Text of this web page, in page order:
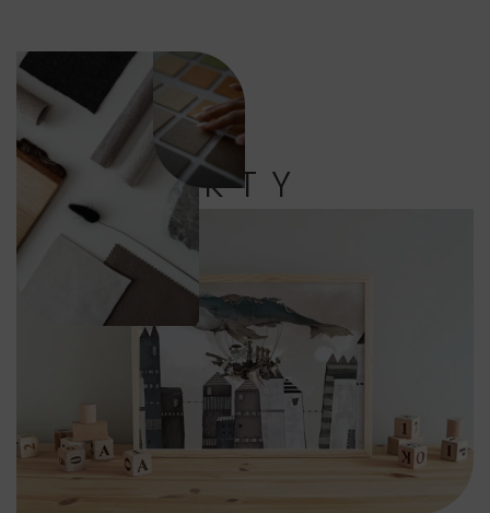
PRODUKTY